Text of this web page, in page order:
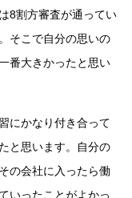
8割方審査が通ってい
そこで自分の思いの
番大きかったと思い
にかなり付き合って
と思います。自分の
の会社に入ったら働
いったことがよかっ